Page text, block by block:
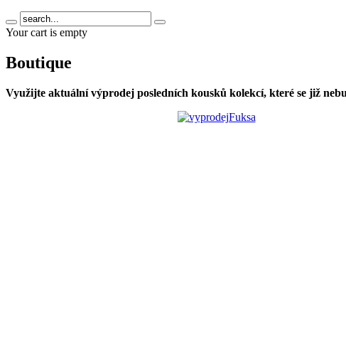
Your cart is empty
Boutique
Využijte aktuální výprodej posledních kousků kolekcí, které se již